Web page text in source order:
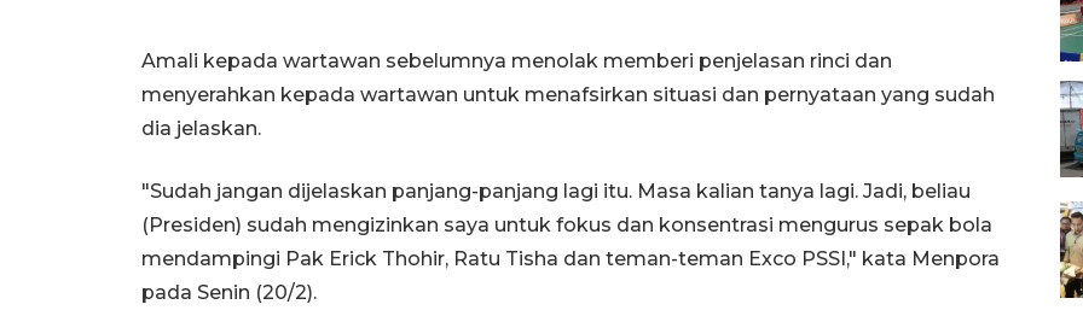
Amali kepada wartawan sebelumnya menolak memberi penjelasan rinci dan
menyerahkan kepada wartawan untuk menafsirkan situasi dan pernyataan yang sudah
dia jelaskan.
"Sudah jangan dijelaskan panjang-panjang lagi itu. Masa kalian tanya lagi. Jadi, beliau
(Presiden) sudah mengizinkan saya untuk fokus dan konsentrasi mengurus sepak bola
mendampingi Pak Erick Thohir, Ratu Tisha dan teman-teman Exco PSSI," kata Menpora
pada Senin (20/2).